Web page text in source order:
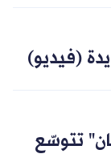
(فيديو)
تتوسّع